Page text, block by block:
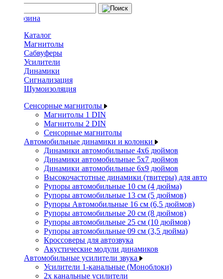
Каталог
Магнитолы
Сабвуферы
Усилители
Динамики
Сигнализация
Шумоизоляция
Сенсорные магнитолы
Магнитолы 1 DIN
Магнитолы 2 DIN
Сенсорные магнитолы
Автомобильные динамики и колонки
Динамики автомобильные 4x6 дюймов
Динамики автомобильные 5x7 дюймов
Динамики автомобильные 6x9 дюймов
Высокочастотные динамики (твитеры) для авто
Рупоры автомобильные 10 см (4 дюйма)
Рупоры автомобильные 13 см (5 дюймов)
Рупоры Автомобильные 16 см (6,5 дюймов)
Рупоры автомобильные 20 см (8 дюймов)
Рупоры автомобильные 25 см (10 дюймов)
Рупоры автомобильные 09 см (3,5 дюйма)
Кроссоверы для автозвука
Акустические модули динамиков
Автомобильные усилители звука
Усилители 1-канальные (Моноблоки)
2х канальные усилители